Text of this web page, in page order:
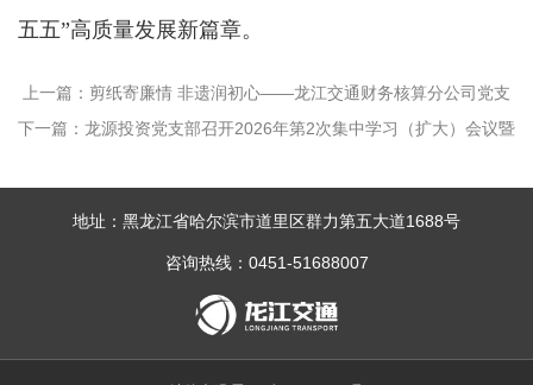
五五”高质量发展新篇章。
上一篇：剪纸寄廉情 非遗润初心——龙江交通财务核算分公司党支
部开展主题党日活动
下一篇：龙源投资党支部召开2026年第2次集中学习（扩大）会议暨
地址：黑龙江省哈尔滨市道里区群力第五大道1688号
咨询热线：0451-51688007